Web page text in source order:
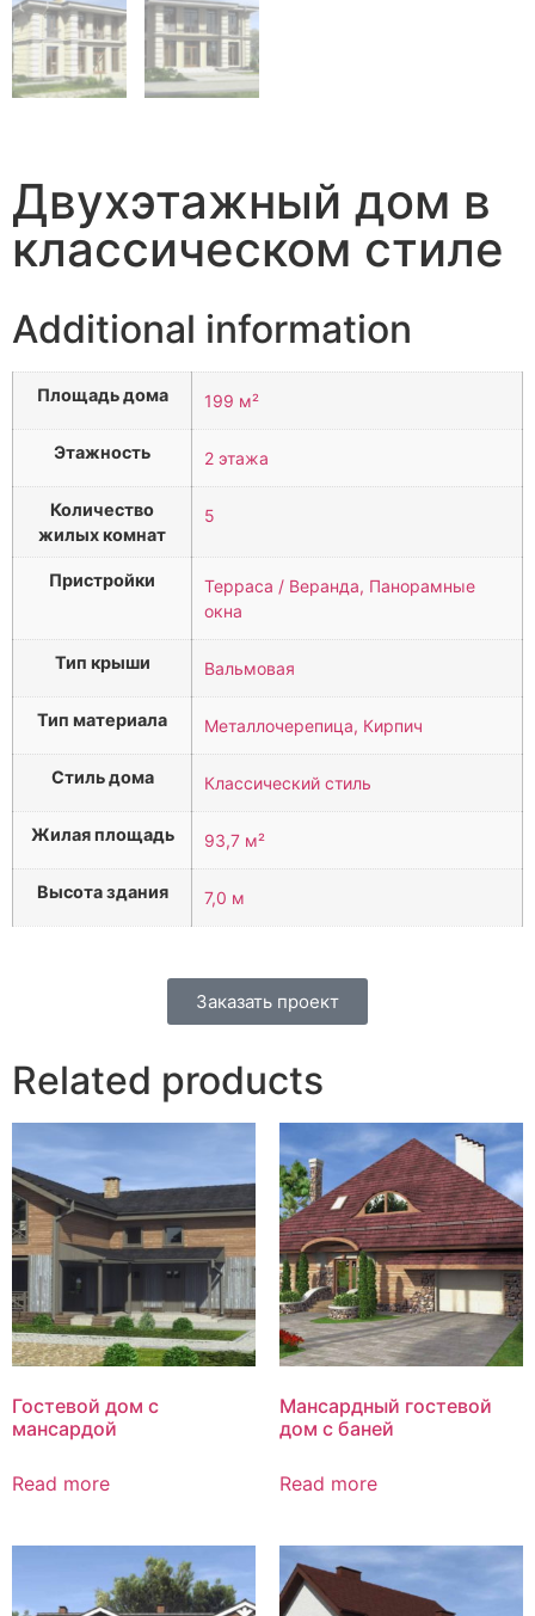
Двухэтажный дом в
классическом стиле
Additional information
Площадь дома 199 м²
Этажность 2 этажа
Количество
жилых комнат
5
Пристройки
Терраса / Веранда, Панорамные
окна
Тип крыши Вальмовая
Тип материала Металлочерепица, Кирпич
Стиль дома Классический стиль
Жилая площадь 93,7 м²
Высота здания 7,0 м
Заказать проект
Related products
Гостевой дом с
мансардой
Read more
Мансардный гостевой
дом с баней
Read more